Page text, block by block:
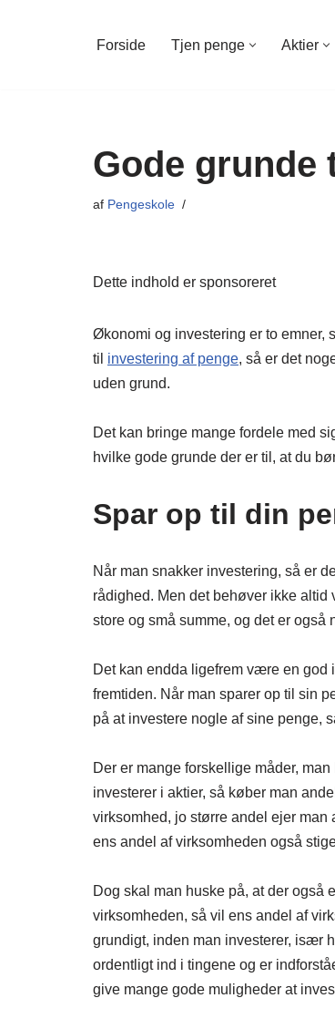
Forside Tjen penge Aktier
Gode grunde
af Pengeskole
Dette indhold er sponsoreret
Økonomi og investering er to emner,
til investering af penge, så er det
uden grund.
Det kan bringe mange fordele med
hvilke gode grunde der er til, at du
Spar op til din
Når man snakker investering, så er
rådighed. Men det behøver ikke
store og små summe, og det er også
Det kan endda ligefrem være en god
fremtiden. Når man sparer op til sin
på at investere nogle af sine penge,
Der er mange forskellige måder,
investerer i aktier, så køber man
virksomhed, jo større andel ejer
ens andel af virksomheden også
Dog skal man huske på, at der også
virksomheden, så vil ens andel af
grundigt, inden man investerer, især
ordentligt ind i tingene og er
give mange gode muligheder at